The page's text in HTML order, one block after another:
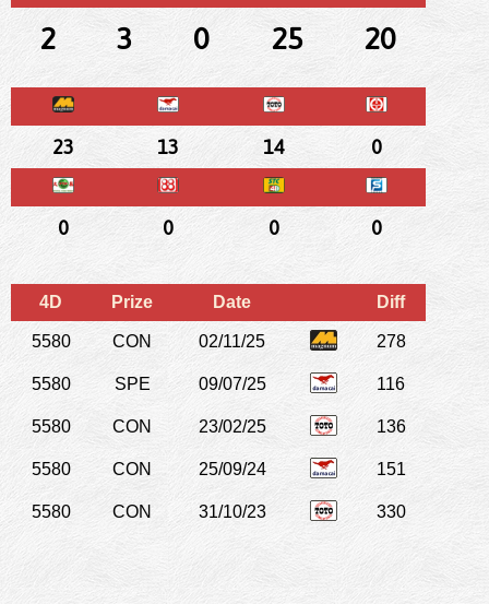
2 3 0 25 20
23 13 14 0
0 0 0 0
4D Prize Date Diff
5580 CON 02/11/25 278
5580 SPE 09/07/25 116
5580 CON 23/02/25 136
5580 CON 25/09/24 151
5580 CON 31/10/23 330